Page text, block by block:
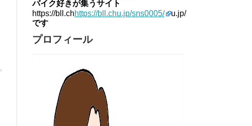
バイク好きが集うサイト
https://bll.chhttps://bll.chu.jp/sns0005/
u.jp/
です
プロフィール